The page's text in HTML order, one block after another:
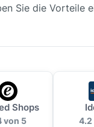
Sie die Vorteile
Shops
von 5 4.2